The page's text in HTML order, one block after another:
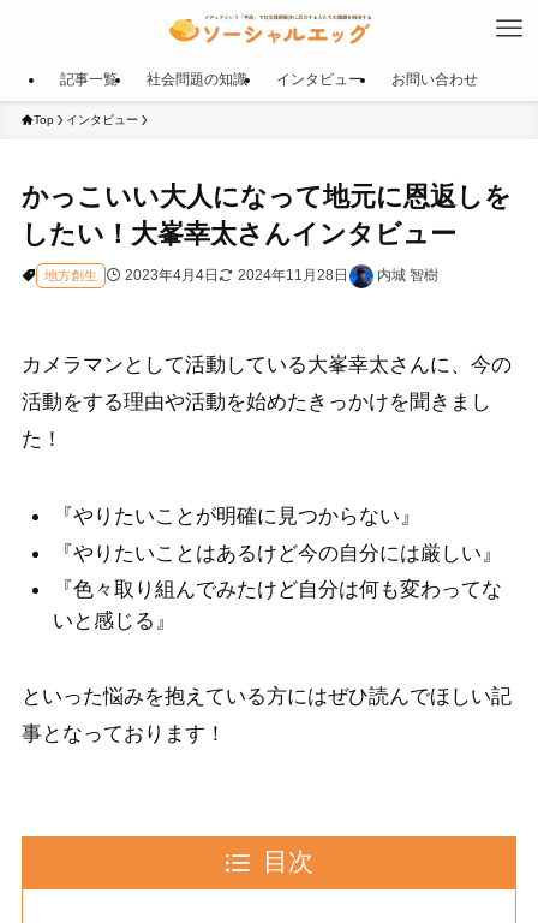
記事一覧 社会問題の知識 インタビュー お問い合わせ
Top インタビュー
かっこいい大人になって地元に恩返しを
したい！大峯幸太さんインタビュー
地方創生 2023年4月4日 2024年11月28日 内城 智樹
カメラマンとして活動している大峯幸太さんに、今の
活動をする理由や活動を始めたきっかけを聞きまし
た！
『やりたいことが明確に見つからない』
『やりたいことはあるけど今の自分には厳しい』
『色々取り組んでみたけど自分は何も変わってな
いと感じる』
といった悩みを抱えている方にはぜひ読んでほしい記
事となっております！
目次